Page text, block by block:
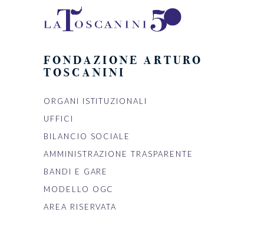
FONDAZIONE ARTURO
TOSCANINI
ORGANI ISTITUZIONALI
UFFICI
BILANCIO SOCIALE
AMMINISTRAZIONE TRASPARENTE
BANDI E GARE
MODELLO OGC
AREA RISERVATA